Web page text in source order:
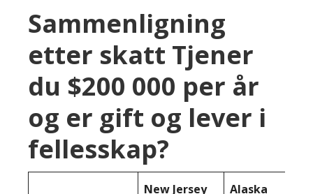
Sammenligning
etter skatt Tjener
du $200 000 per år
og er gift og lever i
fellesskap?
New Jersey Alaska